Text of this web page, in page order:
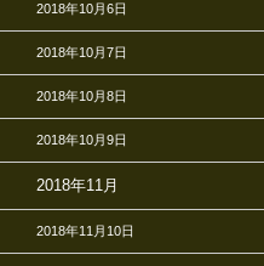
2018年10月6日
2018年10月7日
2018年10月8日
2018年10月9日
2018年11月
2018年11月10日